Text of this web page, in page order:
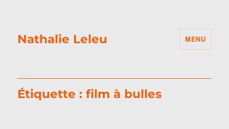
Nathalie Leleu MENU
Étiquette :film à bulles